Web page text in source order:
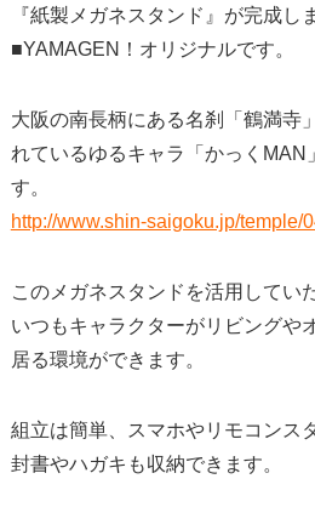
『紙製メガネスタンド』が完成し
■YAMAGEN！オリジナルです。
大阪の南長柄にある名刹「鶴満寺
れているゆるキャラ「かっくMAN
す。
http://www.shin-saigoku.jp/temple/
このメガネスタンドを活用してい
いつもキャラクターがリビングや
居る環境ができます。
組立は簡単、スマホやリモコンス
封書やハガキも収納できます。